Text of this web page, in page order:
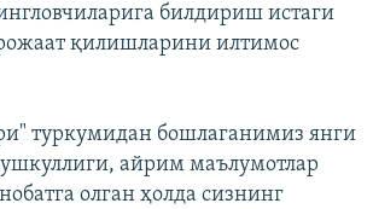
билдириш истаги
қилишларини илтимос
туркумидан бошлаганимиз янги
айрим маълумотлар
олган ҳолда сизнинг